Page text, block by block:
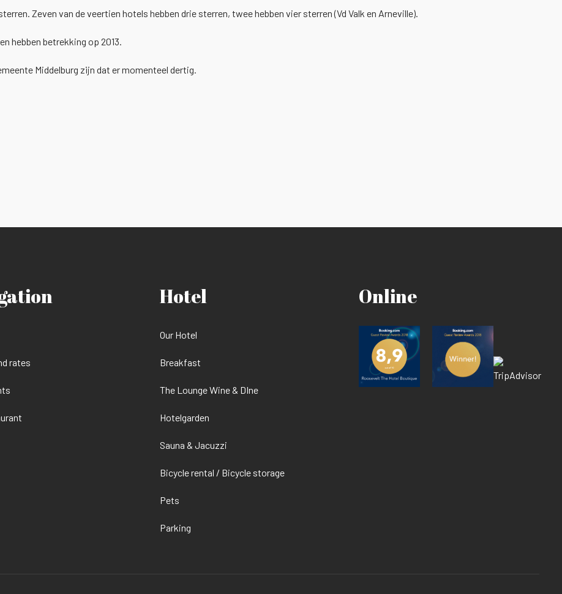
Zeven van de veertien hotels hebben drie sterren, twee hebben vier sterren (Vd Valk en Arneville).
hebben betrekking op 2013.
Middelburg zijn dat er momenteel dertig.
rates
Hotel
Our Hotel
Breakfast
The Lounge Wine & DIne
Hotelgarden
Sauna & Jacuzzi
Bicycle rental / Bicycle storage
Pets
Parking
Online